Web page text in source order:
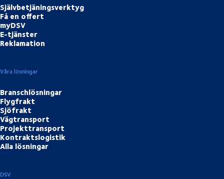
Självbetjäningsverktyg
Få en offert
myDSV
E-tjänster
Reklamation
Våra lösningar
Branschlösningar
Flygfrakt
Sjöfrakt
Vägtransport
Projekttransport
Kontraktslogistik
Alla lösningar
DSV